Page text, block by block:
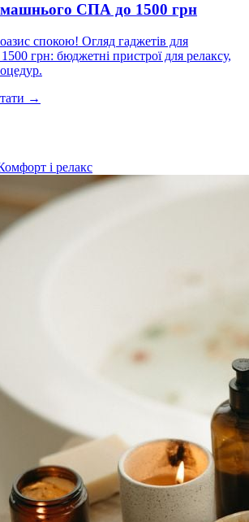
СПА до 1500 грн
спокою! Огляд гаджетів для
грн: бюджетні пристрої для релаксу,
→
і релакс